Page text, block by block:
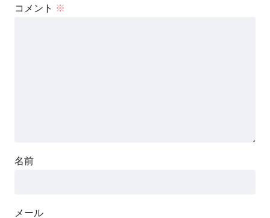
コメント ※
名前
メール